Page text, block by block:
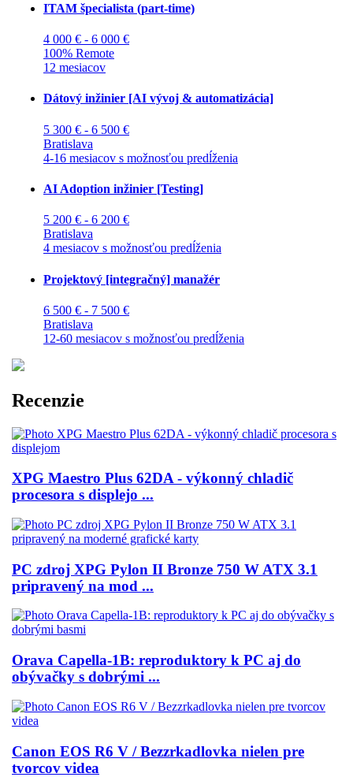
ITAM špecialista (part-time)
4 000 € - 6 000 €
100% Remote
12 mesiacov
Dátový inžinier [AI vývoj & automatizácia]
5 300 € - 6 500 €
Bratislava
4-16 mesiacov s možnosťou predĺženia
AI Adoption inžinier [Testing]
5 200 € - 6 200 €
Bratislava
4 mesiacov s možnosťou predĺženia
Projektový [integračný] manažér
6 500 € - 7 500 €
Bratislava
12-60 mesiacov s možnosťou predĺženia
Recenzie
XPG Maestro Plus 62DA - výkonný chladič
procesora s displejo ...
PC zdroj XPG Pylon II Bronze 750 W ATX 3.1
pripravený na mod ...
Orava Capella-1B: reproduktory k PC aj do
obývačky s dobrými ...
Canon EOS R6 V / Bezzrkadlovka nielen pre
tvorcov videa